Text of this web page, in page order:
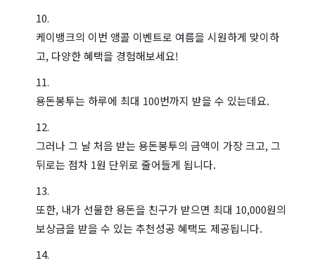
케이뱅크의 이번 앵콜 이벤트로 여름을 시원하게 맞이하
고, 다양한 혜택을 경험해보세요!
용돈봉투는 하루에 최대 100번까지 받을 수 있는데요.
그러나 그 날 처음 받는 용돈봉투의 금액이 가장 크고, 그
뒤로는 점차 1원 단위로 줄어들게 됩니다.
또한, 내가 선물한 용돈을 친구가 받으면 최대 10,000원의
보상금을 받을 수 있는 추천성공 혜택도 제공됩니다.